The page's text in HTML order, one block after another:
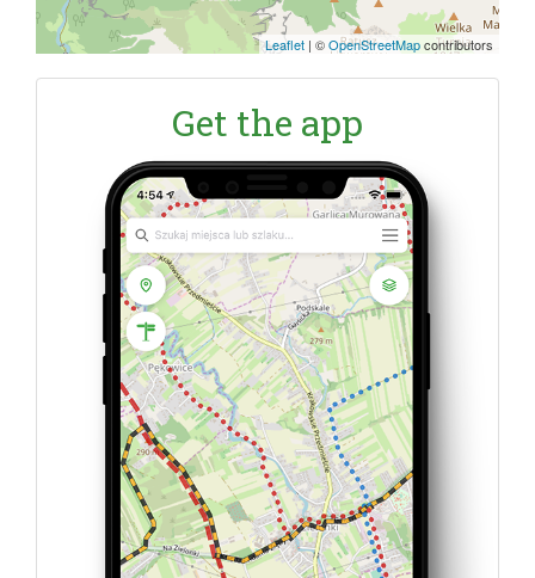
Leaflet | ©OpenStreetMapcontributors
Get the app